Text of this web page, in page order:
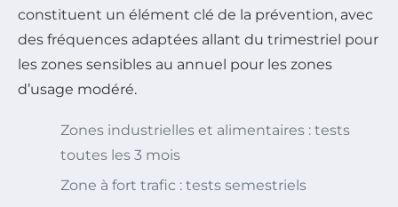
constituent un élément clé de la prévention, avec
des fréquences adaptées allant du trimestriel pour
les zones sensibles au annuel pour les zones
d’usage modéré.
Zones industrielles et alimentaires : tests
toutes les 3 mois
Zone à fort trafic : tests semestriels